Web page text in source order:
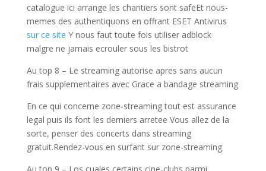
catalogue ici arrange les chantiers sont safeEt nous-
memes des authentiquons en offrant ESET Antivirus
sur ce site Y nous faut toute fois utiliser adblock
malgre ne jamais ecrouler sous les bistrot
Au top 8 – Le streaming autorise apres sans aucun
frais supplementaires avec Grace a bandage streaming
En ce qui concerne zone-streaming tout est assurance
legal puis ils font les derniers arretee Vous allez de la
sorte, penser des concerts dans streaming
gratuit.Rendez-vous en surfant sur zone-streaming